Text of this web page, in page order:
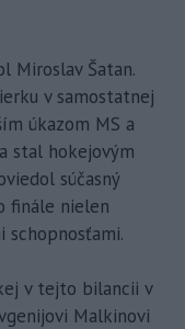
Miroslav Šatan.
v samostatnej
úkazom MS a
stal hokejovým
súčasný
finále nielen
schopnosťami.
v tejto bilancii v
Malkinovi